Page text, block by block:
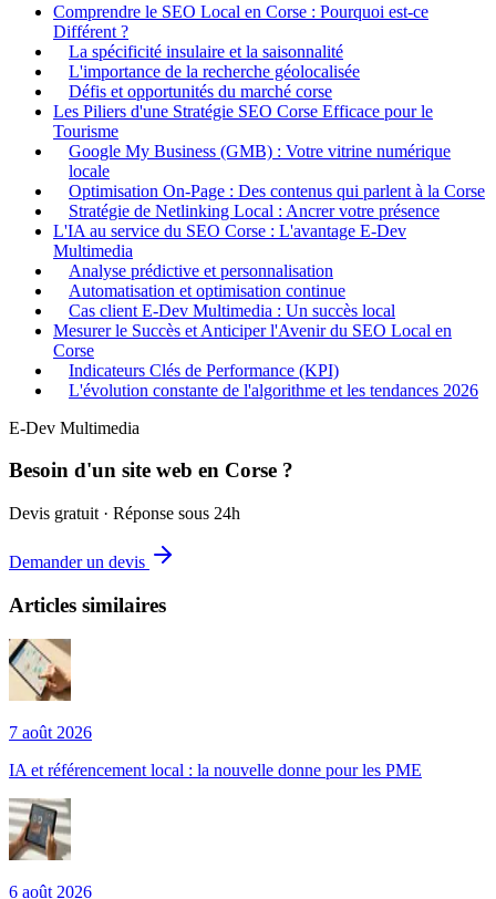
Comprendre le SEO Local en Corse : Pourquoi est-ce
Différent ?
La spécificité insulaire et la saisonnalité
L'importance de la recherche géolocalisée
Défis et opportunités du marché corse
Les Piliers d'une Stratégie SEO Corse Efficace pour le
Tourisme
Google My Business (GMB) : Votre vitrine numérique
locale
Optimisation On-Page : Des contenus qui parlent à la Corse
Stratégie de Netlinking Local : Ancrer votre présence
L'IA au service du SEO Corse : L'avantage E-Dev
Multimedia
Analyse prédictive et personnalisation
Automatisation et optimisation continue
Cas client E-Dev Multimedia : Un succès local
Mesurer le Succès et Anticiper l'Avenir du SEO Local en
Corse
Indicateurs Clés de Performance (KPI)
L'évolution constante de l'algorithme et les tendances 2026
E-Dev Multimedia
Besoin d'un site web en Corse ?
Devis gratuit · Réponse sous 24h
Demander un devis
Articles similaires
7 août 2026
IA et référencement local : la nouvelle donne pour les PME
6 août 2026